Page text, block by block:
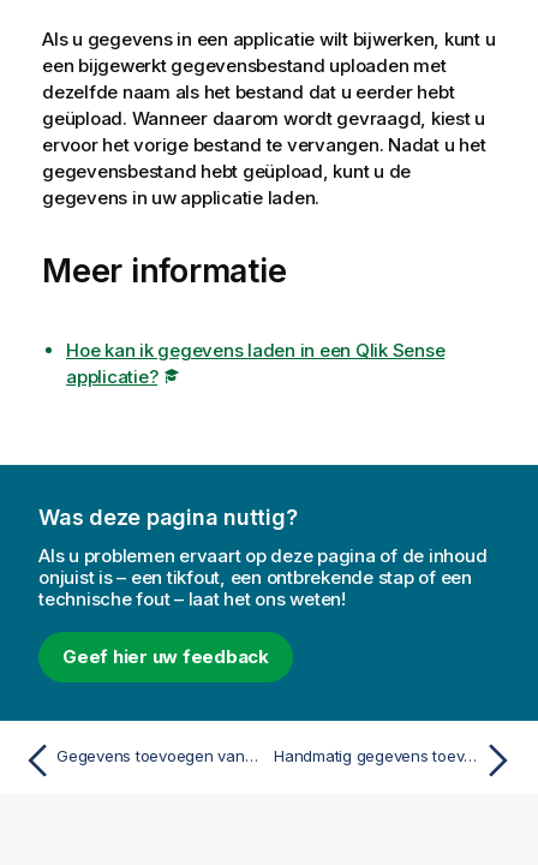
Als u gegevens in een applicatie wilt bijwerken, kunt u
een bijgewerkt gegevensbestand uploaden met
dezelfde naam als het bestand dat u eerder hebt
geüpload. Wanneer daarom wordt gevraagd, kiest u
ervoor het vorige bestand te vervangen. Nadat u het
gegevensbestand hebt geüpload, kunt u de
gegevens in uw applicatie laden.
Meer informatie
Hoe kan ik gegevens laden in een Qlik Sense
applicatie?
Was deze pagina nuttig?
Als u problemen ervaart op deze pagina of de inhoud
onjuist is – een tikfout, een ontbrekende stap of een
technische fout – laat het ons weten!
Geef hier uw feedback
Gegevens toevoegen vanuit een bestaande gegevensbron Handmatig gegevens toevoegen